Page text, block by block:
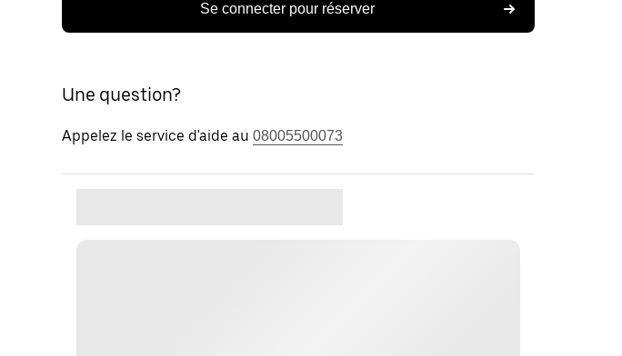
Se connecter pour réserver
Une question?
Appelez le service d'aide au 08005500073